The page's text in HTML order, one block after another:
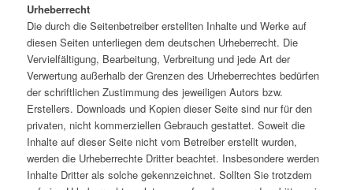
Urheberrecht
Die durch die Seitenbetreiber erstellten Inhalte und Werke auf
diesen Seiten unterliegen dem deutschen Urheberrecht. Die
Vervielfältigung, Bearbeitung, Verbreitung und jede Art der
Verwertung außerhalb der Grenzen des Urheberrechtes bedürfen
der schriftlichen Zustimmung des jeweiligen Autors bzw.
Erstellers. Downloads und Kopien dieser Seite sind nur für den
privaten, nicht kommerziellen Gebrauch gestattet. Soweit die
Inhalte auf dieser Seite nicht vom Betreiber erstellt wurden,
werden die Urheberrechte Dritter beachtet. Insbesondere werden
Inhalte Dritter als solche gekennzeichnet. Sollten Sie trotzdem